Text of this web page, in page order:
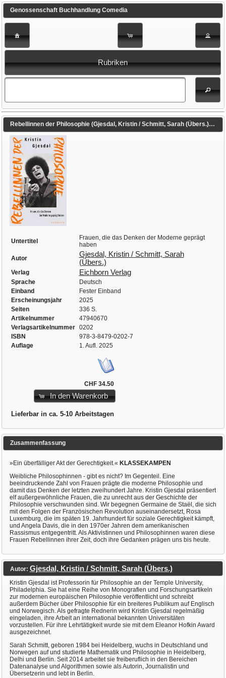
Genossenschaft Buchhandlung Comedia
Rubriken
Rebellinnen der Philosophie (Gjesdal, Kristin / Schmitt, Sarah (Übers.))
Untertitel
Frauen, die das Denken der Moderne geprägt
haben
Autor
Gjesdal, Kristin / Schmitt, Sarah
(Übers.)
Verlag Eichborn Verlag
Sprache
Deutsch
Einband
Fester Einband
Erscheinungsjahr
2025
Seiten
336 S.
Artikelnummer
47940670
Verlagsartikelnummer
0202
ISBN
978-3-8479-0202-7
Auflage
1. Aufl. 2025
CHF 34.50
In den Warenkorb
Lieferbar in ca. 5-10 Arbeitstagen
Zusammenfassung
»Ein überfälliger Akt der Gerechtigkeit.« KLASSEKAMPEN
Weibliche Philosophinnen - gibt es nicht? Im Gegenteil. Eine
beeindruckende Zahl von Frauen prägte die moderne Philosophie und
damit das Denken der letzten zweihundert Jahre. Kristin Gjesdal präsentiert
elf außergewöhnliche Frauen, die zu unrecht aus der Geschichte der
Philosophie verschwunden sind. Wir begegnen Germaine de Staël, die sich
mit den Folgen der Französischen Revolution auseinandersetzt, Rosa
Luxemburg, die im späten 19. Jahrhundert für soziale Gerechtigkeit kämpft,
und Angela Davis, die in den 1970er Jahren dem amerikanischen
Rassismus entgegentritt. Als Aktivistinnen und Philosophinnen waren diese
Frauen Rebellinnen ihrer Zeit, doch ihre Gedanken prägen uns bis heute.
Autor: Gjesdal, Kristin / Schmitt, Sarah (Übers.)
Kristin Gjesdal ist Professorin für Philosophie an der Temple University,
Philadelphia. Sie hat eine Reihe von Monografien und Forschungsartikeln
zur modernen europäischen Philosophie veröffentlicht und schreibt
außerdem Bücher über Philosophie für ein breiteres Publikum auf Englisch
und Norwegisch. Als gefragte Rednerin wird Kristin Gjesdal regelmäßig
eingeladen, ihre Arbeit an international bekannten Universitäten
vorzustellen. Für ihre Lehrtätigkeit wurde sie mit dem Eleanor Hofkin Award
ausgezeichnet.
Sarah Schmitt, geboren 1984 bei Heidelberg, wuchs in Deutschland und
Norwegen auf und studierte Mathematik und Philosophie in Heidelberg,
Delhi und Berlin. Seit 2014 arbeitet sie freiberuflich in den Bereichen
Datenanalyse und Algorithmen sowie als Autorin, Journalistin und
Übersetzerin und lebt in Berlin.